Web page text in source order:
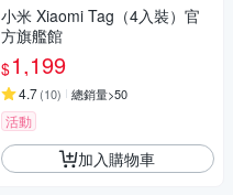
小米 Xiaomi Tag（4入裝）官
方旗艦館
$1,199
4.7(10) 總銷量>50
活動
加入購物車